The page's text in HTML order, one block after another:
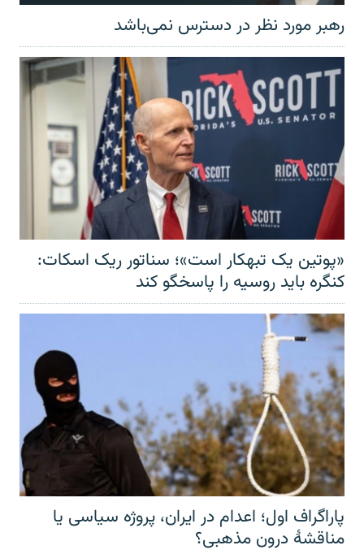
رهبر مورد نظر در دسترس نمی‌باشد
«پوتین یک تبهکار است»؛ سناتور ریک اسکات:
کنگره باید روسیه را پاسخگو کند
پاراگراف اول؛ اعدام در ایران، پروژه سیاسی یا
مناقشهٔ درون مذهبی؟